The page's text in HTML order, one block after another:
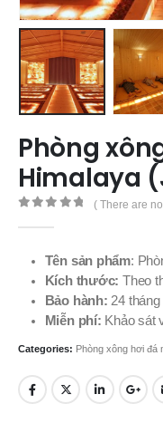
Phòng
Himalaya
( There are
Tên sản phẩm:
Kích thước:Theo
Bảo hành:24 tháng
Miễn phí: Khảo sát
Categories: Phòng xông hơi đá